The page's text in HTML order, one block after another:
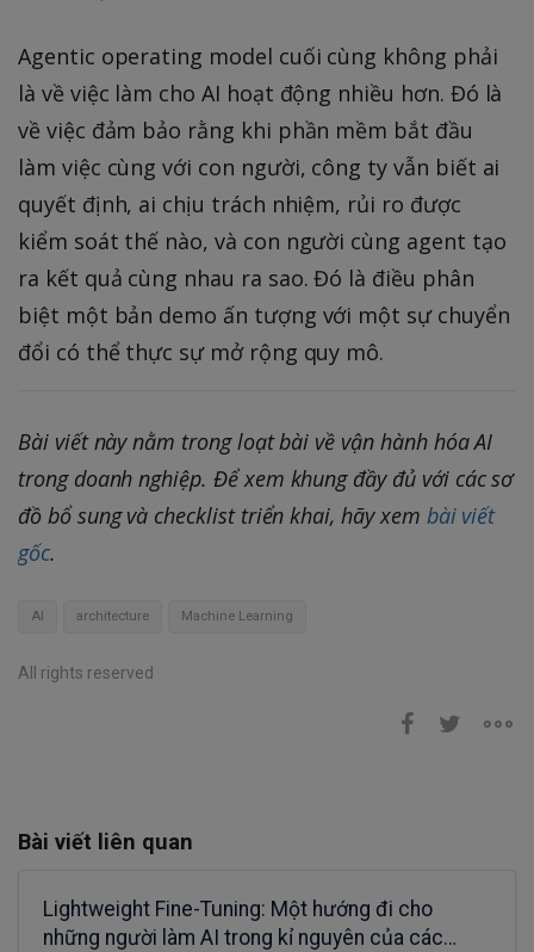
Agentic operating model cuối cùng không phải
là về việc làm cho AI hoạt động nhiều hơn. Đó là
về việc đảm bảo rằng khi phần mềm bắt đầu
làm việc cùng với con người, công ty vẫn biết ai
quyết định, ai chịu trách nhiệm, rủi ro được
kiểm soát thế nào, và con người cùng agent tạo
ra kết quả cùng nhau ra sao. Đó là điều phân
biệt một bản demo ấn tượng với một sự chuyển
đổi có thể thực sự mở rộng quy mô.
Bài viết này nằm trong loạt bài về vận hành hóa AI
trong doanh nghiệp. Để xem khung đầy đủ với các sơ
đồ bổ sung và checklist triển khai, hãy xem bài viết
gốc.
AI architecture Machine Learning
All rights reserved
Bài viết liên quan
Lightweight Fine-Tuning: Một hướng đi cho
những người làm AI trong kỉ nguyên của các